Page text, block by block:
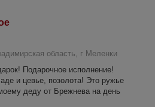
область, г Меленки
Подарочное исполнение!
и цевье, позолота! Это ружье
деду от Брежнева на день